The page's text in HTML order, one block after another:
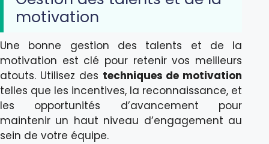
motivation
Une bonne gestion des talents et de la
motivation est clé pour retenir vos meilleurs
atouts. Utilisez des techniques de motivation
telles que les incentives, la reconnaissance, et
les opportunités d’avancement pour
maintenir un haut niveau d’engagement au
sein de votre équipe.